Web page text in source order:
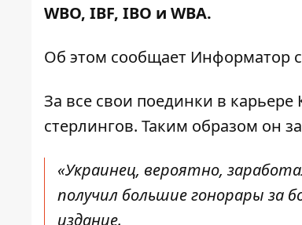
WBO, IBF, IBO и WBA.
Об этом сообщает Информатор
За все свои поединки в
стерлингов. Таким образом он
«Украинец, вероятно,
получил большие гонорары за
издание.